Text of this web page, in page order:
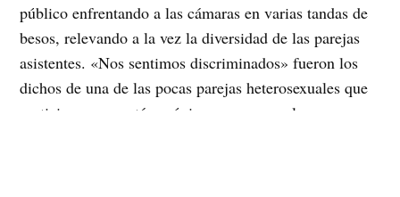
público enfrentando a las cámaras en varias tandas de
besos, relevando a la vez la diversidad de las parejas
asistentes. «Nos sentimos discriminados» fueron los
dichos de una de las pocas parejas heterosexuales que
participo y que están próximo a casarse, al reparar que